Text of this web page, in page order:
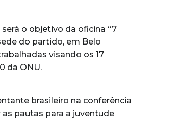
o objetivo da oficina “7
do partido, em Belo
visando os 17
da ONU.
brasileiro na conferência
pautas para a juventude